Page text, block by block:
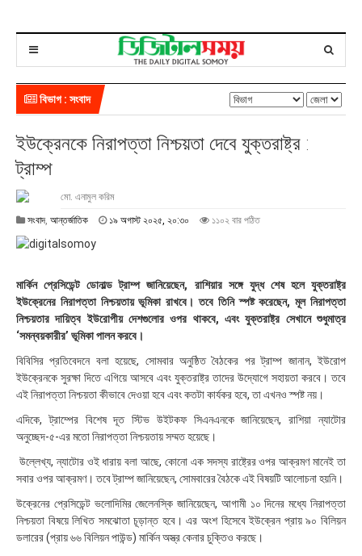
বিভাগ : সংবাদ
ইউক্রেনকে নিরাপত্তা নিশ্চয়তা দেবে যুক্তরাষ্ট্র :
ট্রাম্প
মো. এনামুল করিম
সংবাদ, আন্তর্জাতিক ১৯ অগাস্ট ২০২৫, ২০:৩০
০
২
২
০
:
০
১১০২ বার পঠিত
মার্কিন প্রেসিডেন্ট ডোনাল্ড ট্রাম্প জানিয়েছেন, রাশিয়ার সঙ্গে যুদ্ধ শেষ হলে যুক্তরাষ্ট্র
ইউক্রেনের নিরাপত্তা নিশ্চয়তায় ভূমিকা রাখবে। তবে তিনি স্পষ্ট করেছেন, মূল নিরাপত্তা
নিশ্চয়তার দায়িত্ব ইউরোপীয় দেশগুলোর ওপর থাকবে, এবং যুক্তরাষ্ট্র সেখানে শুধুমাত্র
‘সমন্বয়কারীর’ ভূমিকা পালন করবে।
বিবিসির প্রতিবেদনে বলা হয়েছে, সোমবার অনুষ্ঠিত বৈঠকের পর ট্রাম্প জানান, ইউরোপ
ইউক্রেনকে সুরক্ষা দিতে এগিয়ে আসবে এবং যুক্তরাষ্ট্র তাদের উদ্যোগে সহায়তা করবে। তবে
এই নিরাপত্তা নিশ্চয়তা কীভাবে দেওয়া হবে এবং কতটা কার্যকর হবে, তা এখনও স্পষ্ট নয়।
এদিকে, ট্রাম্পের বিশেষ দূত স্টিভ উইটকফ সিএনএনকে জানিয়েছেন, রাশিয়া ন্যাটোর
অনুচ্ছেদ-৫-এর মতো নিরাপত্তা নিশ্চয়তায় সম্মত হয়েছে।
উল্লেখ্য, ন্যাটোর ওই ধারায় বলা আছে, কোনো এক সদস্য রাষ্ট্রের ওপর আক্রমণ মানেই তা
সবার ওপর আক্রমণ। তবে ট্রাম্প জানিয়েছেন, সোমবারের বৈঠকে এই বিষয়টি আলোচনা হয়নি।
উক্রেনের প্রেসিডেন্ট ভলোদিমির জেলেনস্কি জানিয়েছেন, আগামী ১০ দিনের মধ্যে নিরাপত্তা
নিশ্চয়তা বিষয়ে লিখিত সমঝোতা চূড়ান্ত হবে। এর অংশ হিসেবে ইউক্রেন প্রায় ৯০ বিলিয়ন
ডলারের (প্রায় ৬৬ বিলিয়ন পাউন্ড) মার্কিন অস্ত্র কেনার চুক্তিও করছে।